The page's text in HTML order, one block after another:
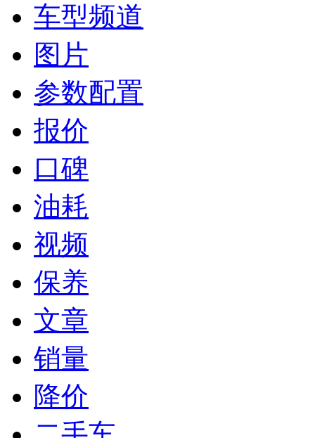
车型频道
图片
参数配置
报价
口碑
油耗
视频
保养
文章
销量
降价